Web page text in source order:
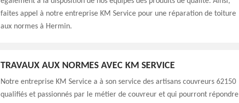
faites appel à notre entreprise KM Service pour une réparation de toiture
aux normes à Hermin.
TRAVAUX AUX NORMES AVEC KM SERVICE
Notre entreprise KM Service a à son service des artisans couvreurs 62150
qualifiés et passionnés par le métier de couvreur et qui pourront répondre